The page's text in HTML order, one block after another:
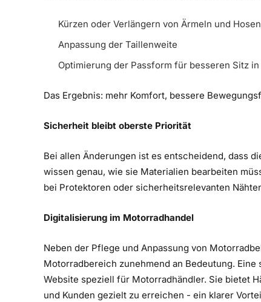
Kürzen oder Verlängern von Ärmeln und
Anpassung der Taillenweite
Optimierung der Passform für besseren Sitz
Das Ergebnis: mehr Komfort, bessere
Sicherheit bleibt oberste Priorität
Bei allen Änderungen ist es entscheidend, dass
wissen genau, wie sie Materialien bearbeiten
bei Protektoren oder sicherheitsrelevanten
Digitalisierung im Motorradhandel
Neben der Pflege und Anpassung von
Motorradbereich zunehmend an Bedeutung.
Website speziell für Motorradhändler. Sie bietet
und Kunden gezielt zu erreichen - ein klarer